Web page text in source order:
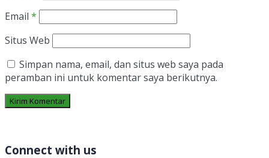
Email *
Situs Web
Simpan nama, email, dan situs web saya pada
peramban ini untuk komentar saya berikutnya.
Connect with us